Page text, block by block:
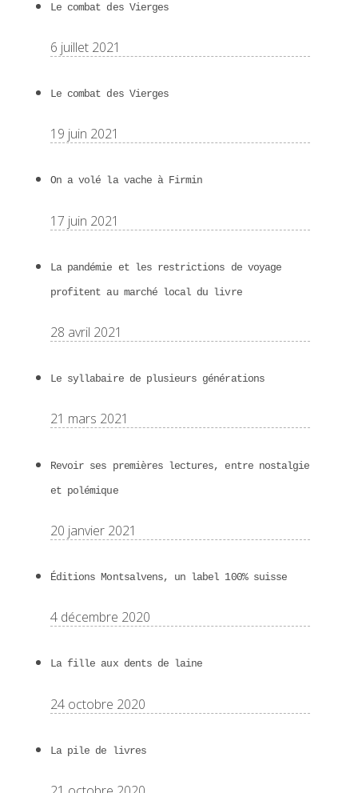
Le combat des Vierges
6 juillet 2021
Le combat des Vierges
19 juin 2021
On a volé la vache à Firmin
17 juin 2021
La pandémie et les restrictions de voyage
profitent au marché local du livre
28 avril 2021
Le syllabaire de plusieurs générations
21 mars 2021
Revoir ses premières lectures, entre nostalgie
et polémique
20 janvier 2021
Éditions Montsalvens, un label 100% suisse
4 décembre 2020
La fille aux dents de laine
24 octobre 2020
La pile de livres